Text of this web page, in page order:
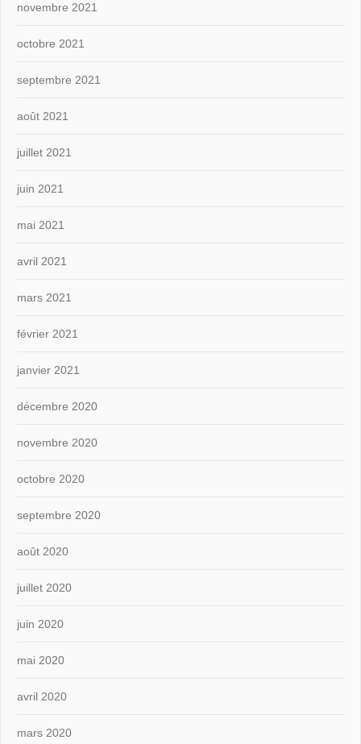
novembre 2021
octobre 2021
septembre 2021
août 2021
juillet 2021
juin 2021
mai 2021
avril 2021
mars 2021
février 2021
janvier 2021
décembre 2020
novembre 2020
octobre 2020
septembre 2020
août 2020
juillet 2020
juin 2020
mai 2020
avril 2020
mars 2020